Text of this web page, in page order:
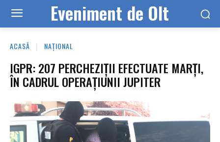
Eveniment de Olt
ACASĂ NAȚIONAL
IGPR: 207 PERCHEZIȚII EFECTUATE MARȚI,
ÎN CADRUL OPERAȚIUNII JUPITER